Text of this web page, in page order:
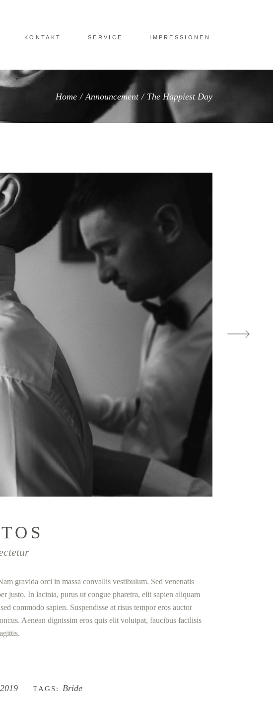
KONTAKT SERVICE IMPRESSIONEN
Home/Announcement/The Happiest Day
gravida orci in massa convallis vestibulum. Sed venenatis
justo. In lacinia, purus ut congue pharetra, elit sapien aliquam
commodo sapien. Suspendisse at risus tempor eros auctor
Aenean dignissim eros quis elit volutpat, faucibus facilisis
TAGS: Bride